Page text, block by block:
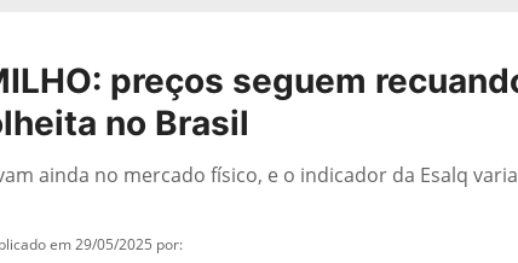
preços seguem
no Brasil
ainda no mercado físico, e o indicador da Esalq
em 29/05/2025 por: